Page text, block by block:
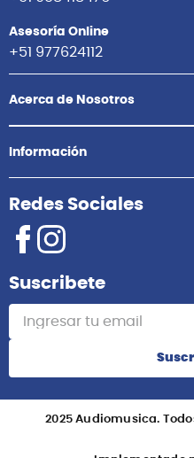
Asesoría Online
+51 977624112
Acerca de Nosotros
Información
Redes Sociales
Suscribete
2025 Audiomusica.